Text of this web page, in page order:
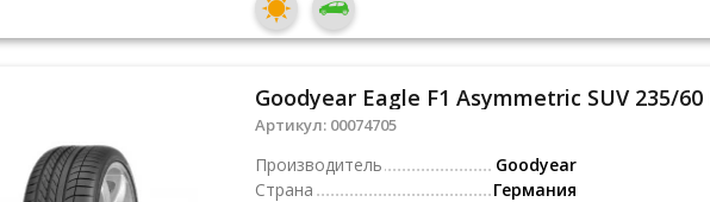
Goodyear Eagle F1 Asymmetric SUV 235/60
Артикул: 00074705
Производитель
Goodyear
Страна
Германия